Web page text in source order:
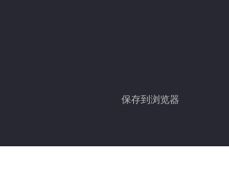
保存到浏览器